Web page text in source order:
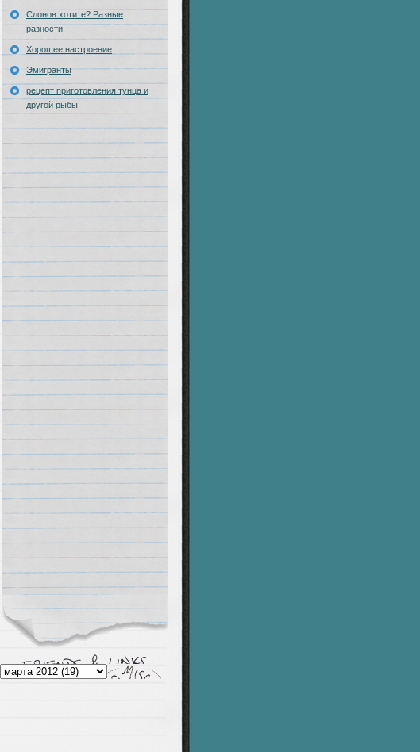
Слонов хотите? Разные
разности.
Хорошее настроение
Эмигранты
рецепт приготовления тунца и
другой рыбы